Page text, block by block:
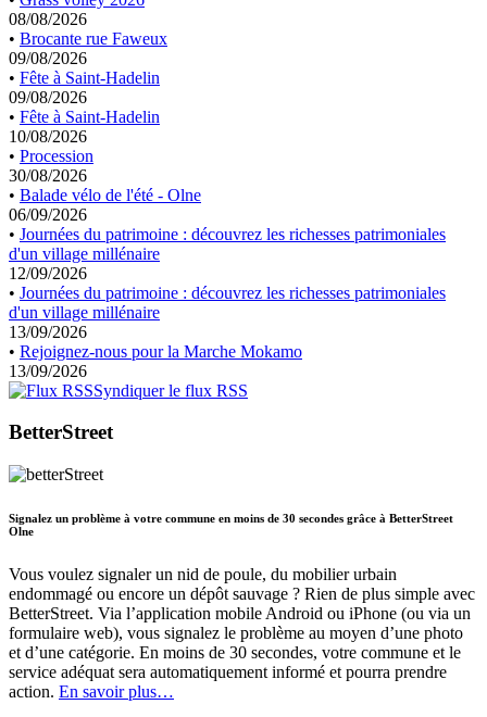
08/08/2026
• Brocante rue Faweux
09/08/2026
• Fête à Saint-Hadelin
09/08/2026
• Fête à Saint-Hadelin
10/08/2026
• Procession
30/08/2026
• Balade vélo de l'été - Olne
06/09/2026
• Journées du patrimoine : découvrez les richesses patrimoniales
d'un village millénaire
12/09/2026
• Journées du patrimoine : découvrez les richesses patrimoniales
d'un village millénaire
13/09/2026
• Rejoignez-nous pour la Marche Mokamo
13/09/2026
Syndiquer le flux RSS
BetterStreet
Signalez un problème à votre commune en moins de 30 secondes grâce à BetterStreet
Olne
Vous voulez signaler un nid de poule, du mobilier urbain
endommagé ou encore un dépôt sauvage ? Rien de plus simple avec
BetterStreet. Via l’application mobile Android ou iPhone (ou via un
formulaire web), vous signalez le problème au moyen d’une photo
et d’une catégorie. En moins de 30 secondes, votre commune et le
service adéquat sera automatiquement informé et pourra prendre
action. En savoir plus…